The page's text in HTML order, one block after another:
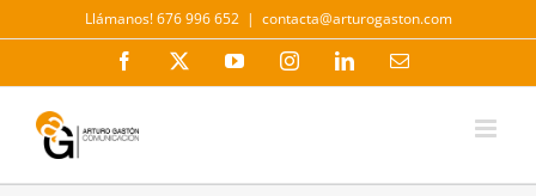
al
Llámanos! 676 996 652 | contacta@arturogaston.com
Facebook YouTubeInstagramLinkedInCorreo